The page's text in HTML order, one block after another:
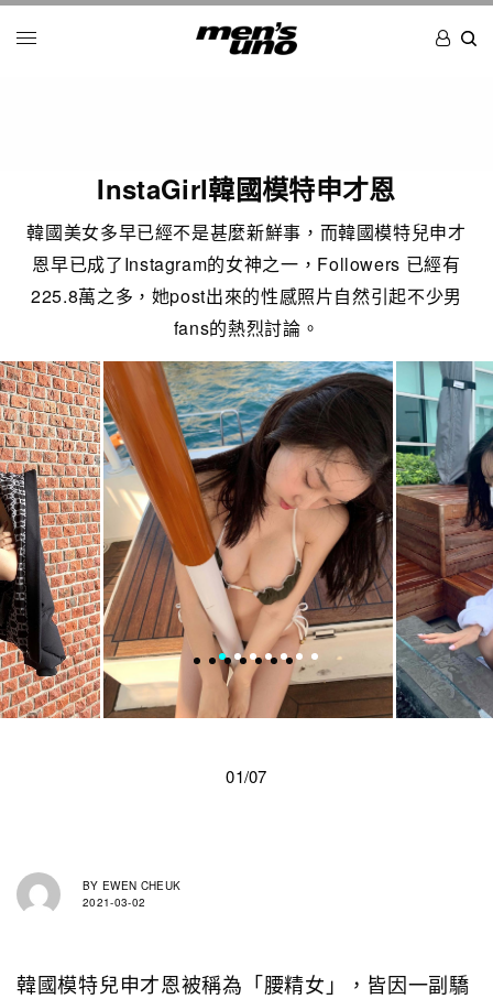
InstaGirl韓國模特申才恩
韓國美女多早已經不是甚麼新鮮事，而韓國模特兒申才
恩早已成了Instagram的女神之一，Followers 已經有
225.8萬之多，她post出來的性感照片自然引起不少男
fans的熱烈討論。
01/07
BY EWEN CHEUK
2021-03-02
韓國模特兒申才恩被稱為「腰精女」，皆因一副驕